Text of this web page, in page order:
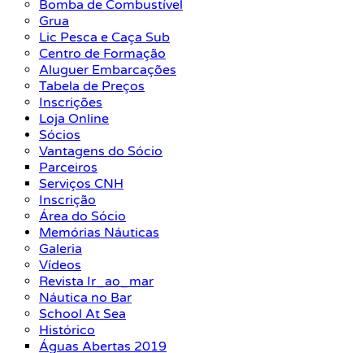
Bomba de Combustível
Grua
Lic Pesca e Caça Sub
Centro de Formação
Aluguer Embarcações
Tabela de Preços
Inscrições
Loja Online
Sócios
Vantagens do Sócio
Parceiros
Serviços CNH
Inscrição
Área do Sócio
Memórias Náuticas
Galeria
Vídeos
Revista Ir_ao_mar
Náutica no Bar
School At Sea
Histórico
Águas Abertas 2019